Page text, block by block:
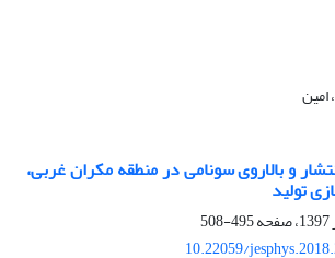
و بالاروی سونامی در منطقه مکران غربی،
تولید
495-508
10.22059/